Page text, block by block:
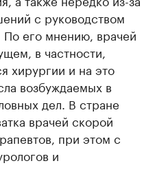
с руководством
По его мнению, врачей
в частности,
хирургии и на это
возбуждаемых в
дел. В стране
врачей скорой
при этом с
и